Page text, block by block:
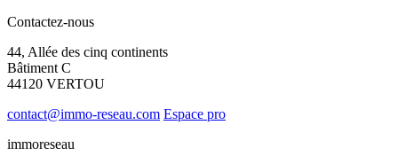
Contactez-nous
44, Allée des cinq continents
Bâtiment C
44120 VERTOU
contact@immo-reseau.com Espace pro
immoreseau